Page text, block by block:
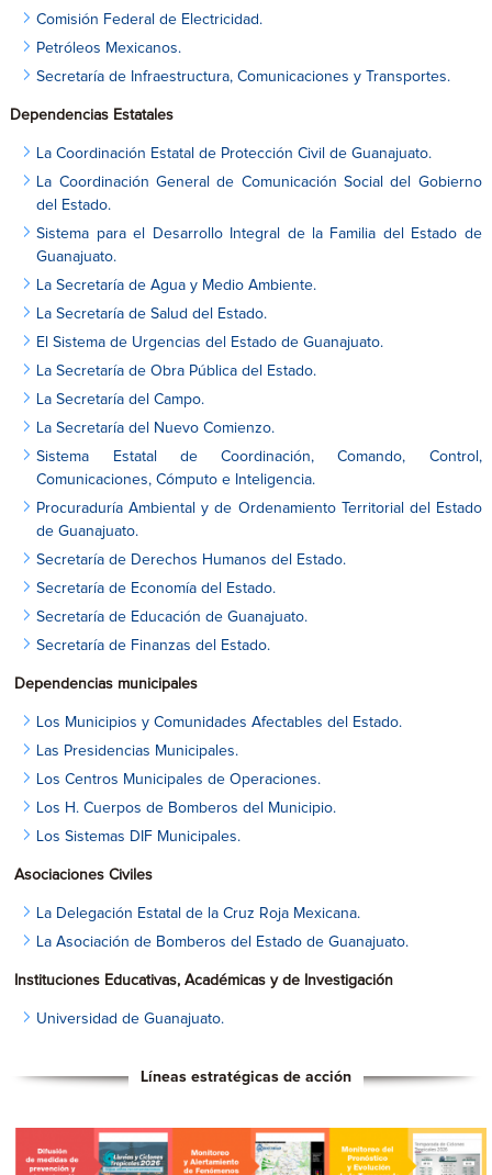
Comisión Federal de Electricidad.
Petróleos Mexicanos.
Secretaría de Infraestructura, Comunicaciones y Transportes.
Dependencias Estatales
La Coordinación Estatal de Protección Civil de Guanajuato.
La Coordinación General de Comunicación Social del Gobierno
del Estado.
Sistema para el Desarrollo Integral de la Familia del Estado de
Guanajuato.
La Secretaría de Agua y Medio Ambiente.
La Secretaría de Salud del Estado.
El Sistema de Urgencias del Estado de Guanajuato.
La Secretaría de Obra Pública del Estado.
La Secretaría del Campo.
La Secretaría del Nuevo Comienzo.
Sistema Estatal de Coordinación, Comando, Control,
Comunicaciones, Cómputo e Inteligencia.
Procuraduría Ambiental y de Ordenamiento Territorial del Estado
de Guanajuato.
Secretaría de Derechos Humanos del Estado.
Secretaría de Economía del Estado.
Secretaría de Educación de Guanajuato.
Secretaría de Finanzas del Estado.
Dependencias municipales
Los Municipios y Comunidades Afectables del Estado.
Las Presidencias Municipales.
Los Centros Municipales de Operaciones.
Los H. Cuerpos de Bomberos del Municipio.
Los Sistemas DIF Municipales.
Asociaciones Civiles
La Delegación Estatal de la Cruz Roja Mexicana.
La Asociación de Bomberos del Estado de Guanajuato.
Instituciones Educativas, Académicas y de Investigación
Universidad de Guanajuato.
Líneas estratégicas de acción